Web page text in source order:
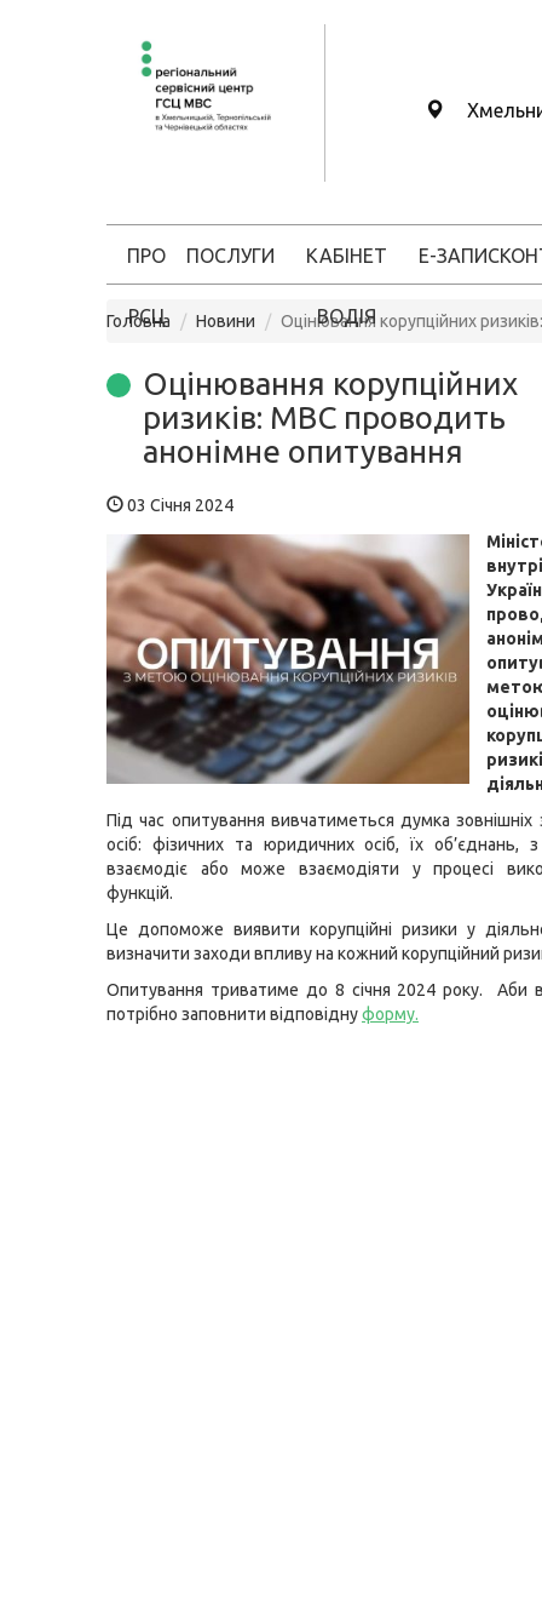
ПРО
РСЦ
ПОСЛУГИ КАБІНЕТ
ВОДІЯ
Е-ЗАПИС
Головна Новини Оцінювання корупційних
Оцінювання корупційних
ризиків: МВС проводить
анонімне опитування
03 Січня 2024
Під час опитування вивчатиметься думка зовнішніх
осіб: фізичних та юридичних осіб, їх
взаємодіє або може взаємодіяти у процесі
функцій.
Це допоможе виявити корупційні ризики у
визначити заходи впливу на кожний корупційний
Опитування триватиме до 8 січня 2024 року. Аби
потрібно заповнити відповіднуформу.